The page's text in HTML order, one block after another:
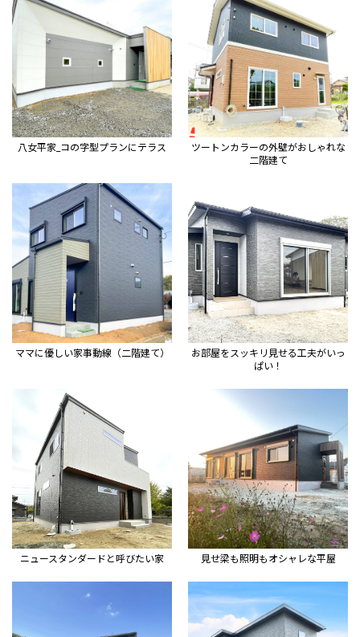
八女平家_コの字型プランにテラス
ツートンカラーの外壁がおしゃれな
二階建て
ママに優しい家事動線（二階建て）
お部屋をスッキリ見せる工夫がいっ
ぱい！
ニュースタンダードと呼びたい家 見せ梁も照明もオシャレな平屋